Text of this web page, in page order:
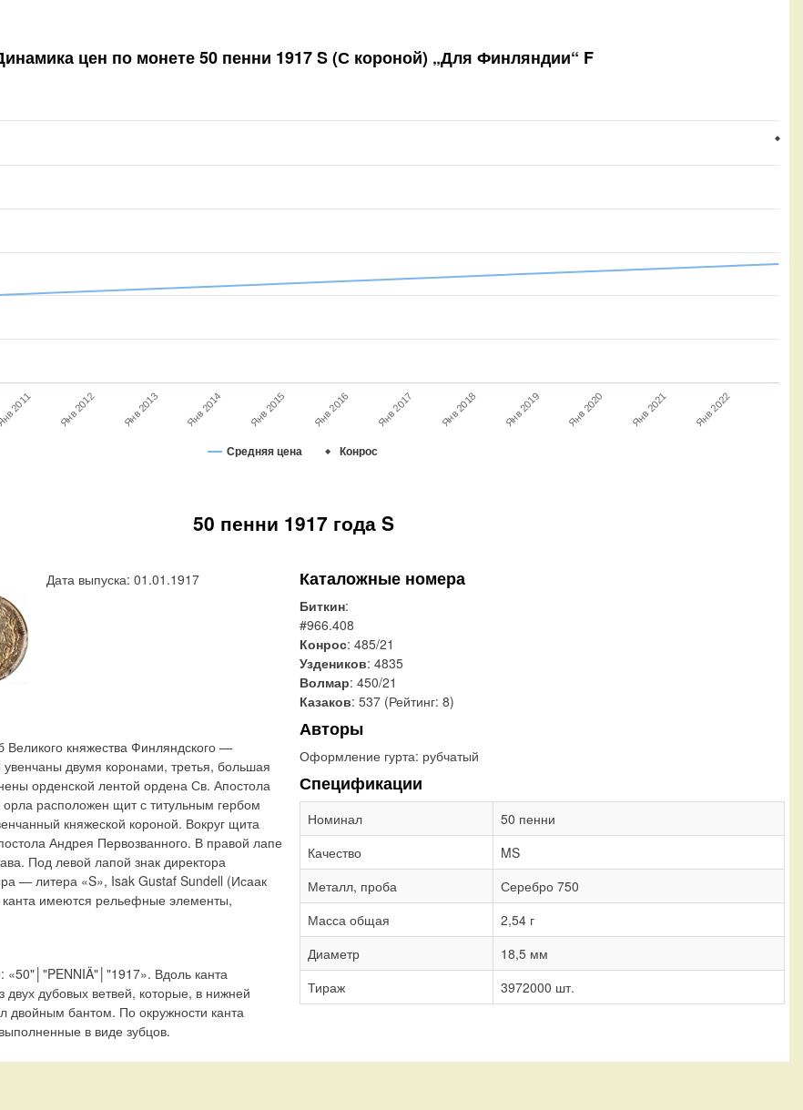
цен по монете50 пенни 1917 S (С короной) „Для Финляндии“ F
Средняя цена Конрос
2011 Янв 2012 Янв 2013 Янв 2014 Янв 2015 Янв 2016 Янв 2017 Янв 2018 Янв 2019 Янв 2020 Янв 2021 Янв 2022
50 пенни 1917 года S
Дата выпуска: 01.01.1917
княжества Финляндского —
увенчаны двумя коронами, третья, большая
орденской лентой ордена Св. Апостола
расположен щит с титульным гербом
княжеской короной. Вокруг щита
Андрея Первозванного. В правой лапе
Под левой лапой знак директора
— литера «S», Isak Gustaf Sundell (Исаак
имеются рельефные элементы,
«50"│"PENNIÄ"│"1917». Вдоль канта
двух дубовых ветвей, которые, в нижней
двойным бантом. По окружности канта
в виде зубцов.
Каталожные номера
Биткин:
#966.408
Конрос: 485/21
Уздеников: 4835
Волмар: 450/21
Казаков: 537 (Рейтинг: 8)
Авторы
Оформление гурта: рубчатый
Спецификации
Номинал
50 пенни
Качество
MS
Металл, проба
Серебро 750
Масса общая
2,54 г
Диаметр
18,5 мм
Тираж
3972000 шт.